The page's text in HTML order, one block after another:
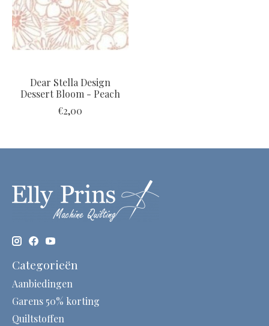
Dear Stella Design
Dessert Bloom - Peach
€2,00
Categorieën
Aanbiedingen
Garens 50% korting
Quiltstoffen